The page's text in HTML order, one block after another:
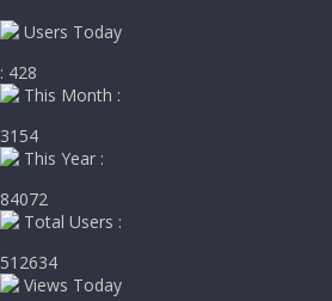
Users Today
: 428
This Month :
3154
This Year :
84072
Total Users :
512634
Views Today